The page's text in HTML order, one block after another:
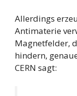
Allerdings
Antimaterie
Magnetfelder,
hindern,
CERN sagt: